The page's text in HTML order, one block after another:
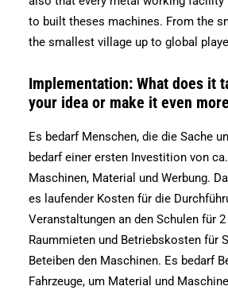
to built theses machines. From the
the smallest village up to global
Implementation: What does it
your idea or make it even
Es bedarf Menschen, die die Sache
bedarf einer ersten Investition von
Maschinen, Material und Werbung.
es laufender Kosten für die
Veranstaltungen an den Schulen für
Raummieten und Betriebskosten für
Beteiben den Maschinen. Es bedarf
Fahrzeuge, um Material und